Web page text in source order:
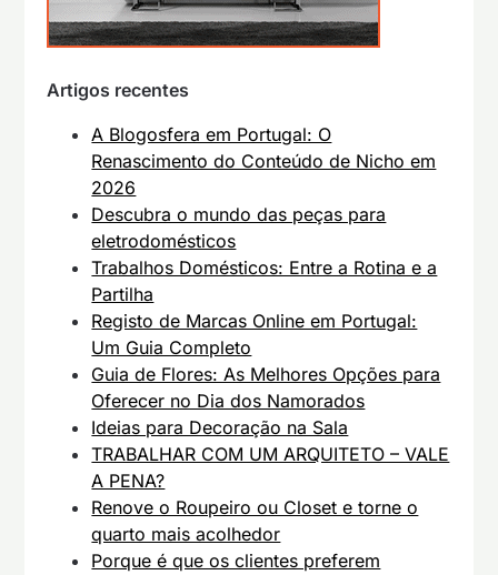
Artigos recentes
A Blogosfera em Portugal: O
Renascimento do Conteúdo de Nicho em
2026
Descubra o mundo das peças para
eletrodomésticos
Trabalhos Domésticos: Entre a Rotina e a
Partilha
Registo de Marcas Online em Portugal:
Um Guia Completo
Guia de Flores: As Melhores Opções para
Oferecer no Dia dos Namorados
Ideias para Decoração na Sala
TRABALHAR COM UM ARQUITETO – VALE
A PENA?
Renove o Roupeiro ou Closet e torne o
quarto mais acolhedor
Porque é que os clientes preferem